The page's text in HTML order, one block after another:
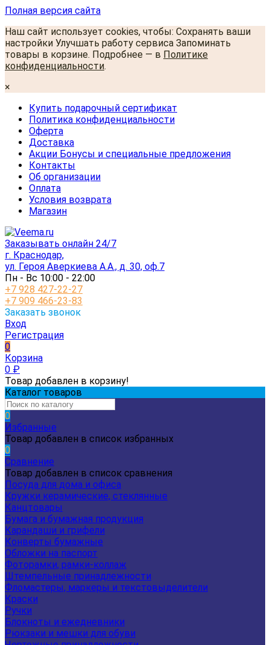
Полная версия сайта
Наш сайт использует cookies, чтобы: Сохранять ваши
настройки Улучшать работу сервиса Запоминать
товары в корзине. Подробнее — в Политике
конфиденциальности.
×
Купить подарочный сертификат
Политика конфиденциальности
Оферта
Доставка
Акции Бонусы и специальные предложения
Контакты
Об организации
Оплата
Условия возврата
Магазин
Заказывать онлайн 24/7
г. Краснодар,
ул. Героя Аверкиева А.А., д. 30, оф.7
Пн - Вс 10:00 - 22:00
+7 928 427-22-27
+7 909 466-23-83
Заказать звонок
Вход
Регистрация
0
Корзина
0 ₽
Товар добавлен в корзину!
Каталог товаров
0
Избранные
Товар добавлен в список избранных
0
Сравнение
Товар добавлен в список сравнения
Посуда для дома и офиса
Кружки керамические, стеклянные
Канцтовары
Бумага и бумажная продукция
Карандаши и грифели
Конверты бумажные
Обложки на паспорт
Фоторамки, рамки-коллаж
Штемпельные принадлежности
Фломастеры, маркеры и текстовыделители
Краски
Ручки
Блокноты и ежедневники
Рюкзаки и мешки для обуви